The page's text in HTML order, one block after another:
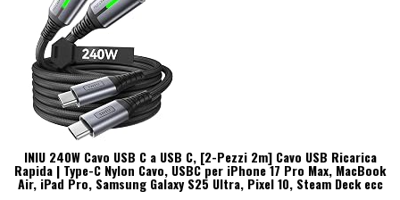
INIU 240W Cavo USB C a USB C, [2-Pezzi 2m] Cavo USB Ricarica
Rapida | Type-C Nylon Cavo, USBC per iPhone 17 Pro Max, MacBook
Air, iPad Pro, Samsung Galaxy S25 Ultra, Pixel 10, Steam Deck ecc